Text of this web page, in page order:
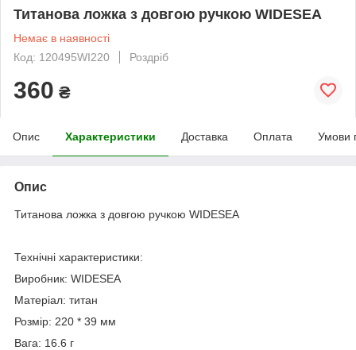
Титанова ложка з довгою ручкою WIDESEA
Немає в наявності
Код: 120495WI220
Роздріб
360 ₴
Опис Характеристики Доставка Оплата Умови
Опис
Титанова ложка з довгою ручкою WIDESEA
Технічні характеристики:
Виробник: WIDESEA
Матеріал: титан
Розмір: 220 * 39 мм
Вага: 16.6 г